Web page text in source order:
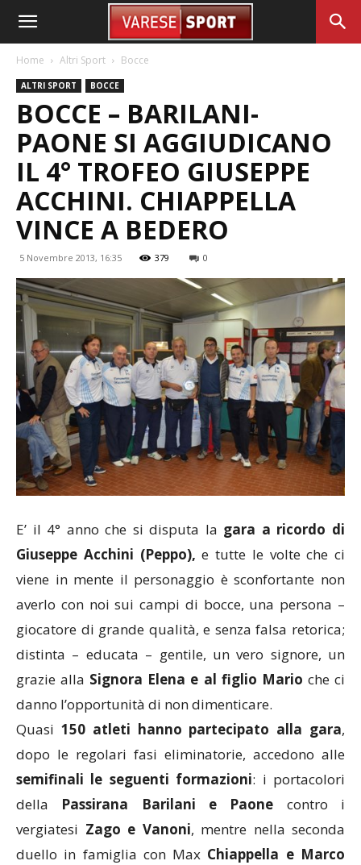
Home Altri Sport Bocce
ALTRI SPORT BOCCE
BOCCE – BARILANI-
PAONE SI AGGIUDICANO
IL 4° TROFEO GIUSEPPE
ACCHINI. CHIAPPELLA
VINCE A BEDERO
5 Novembre 2013, 16:35 379 0
E’ il 4° anno che si disputa la gara a ricordo di
Giuseppe Acchini (Peppo), e tutte le volte che ci
viene in mente il personaggio è sconfortante non
averlo con noi sui campi di bocce, una persona –
giocatore di grande qualità, e senza falsa retorica;
distinta – educata – gentile, un vero signore, un
grazie alla Signora Elena e al figlio Mario che ci
danno l’opportunità di non dimenticare.
Quasi 150 atleti hanno partecipato alla gara,
dopo le regolari fasi eliminatorie, accedono alle
semifinali le seguenti formazioni: i portacolori
della Passirana Barilani e Paone contro i
vergiatesi Zago e Vanoni, mentre nella seconda
duello in famiglia con Max Chiappella e Marco